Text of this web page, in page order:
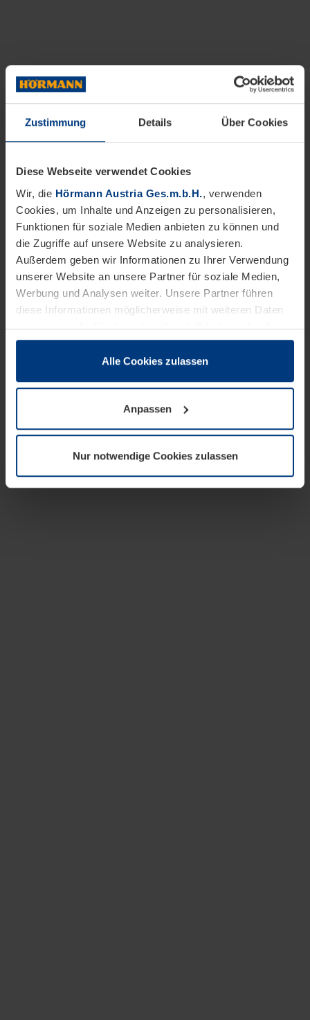
Zustimmung Details Über Cookies
Diese Webseite verwendet Cookies
Wir, die Hörmann Austria Ges.m.b.H., verwenden
Cookies, um Inhalte und Anzeigen zu personalisieren,
Funktionen für soziale Medien anbieten zu können und
die Zugriffe auf unsere Website zu analysieren.
Außerdem geben wir Informationen zu Ihrer Verwendung
unserer Website an unsere Partner für soziale Medien,
Werbung und Analysen weiter. Unsere Partner führen
diese Informationen möglicherweise mit weiteren Daten
zusammen, die Sie ihnen bereitgestellt haben oder die
sie im Rahmen Ihrer Nutzung der Dienste gesammelt
wenn diese für den Betrieb dieser Seite unbedingt
notwendig sind. Für alle anderen Cookie-Typen benötigen
wir Ihre Erlaubnis. Ihre Einwilligung können Sie jederzeit
Datenschutzerklärungunserer Website ändern oder
widerrufen.
Alle Cookies zulassen
Anpassen
Nur notwendige Cookies zulassen